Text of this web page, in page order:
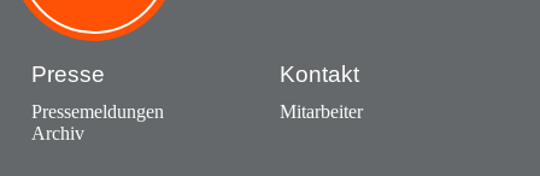
Presse
Pressemeldungen
Archiv
Kontakt
Mitarbeiter